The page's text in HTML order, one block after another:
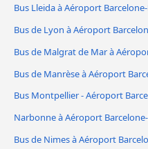
Bus Lleida à Aéroport
Bus de Lyon à Aéroport
Bus de Malgrat de Mar à
Bus de Manrèse à Aéroport
Bus Montpellier - Aéroport
Narbonne à Aéroport
Bus de Nimes à Aéroport